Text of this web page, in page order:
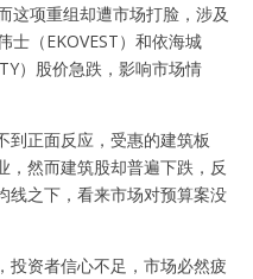
这项重组却遭市场打脸，涉及
士（EKOVEST）和依海城
）股价急跌，影响市场情
到正面反应，受惠的建筑板
，然而建筑股却普遍下跌，反
线之下，看来市场对预算案没
投资者信心不足，市场必然疲